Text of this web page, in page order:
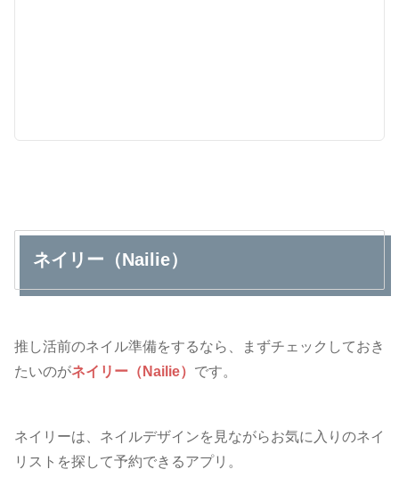
ネイリー（Nailie）
推し活前のネイル準備をするなら、まずチェックしておき
たいのがネイリー（Nailie） です。
ネイリーは、ネイルデザインを見ながらお気に入りのネイ
リストを探して予約できるアプリ。